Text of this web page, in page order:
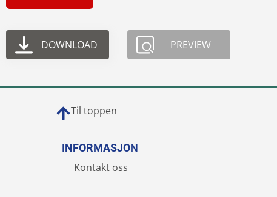
DOWNLOAD PREVIEW
Til toppen
INFORMASJON
Kontakt oss